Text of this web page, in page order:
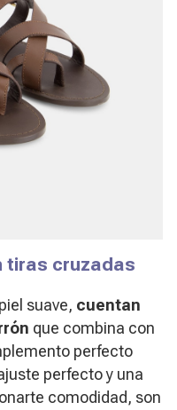
tiras cruzadas
suave, cuentan
que combina con
perfecto
perfecto y una
comodidad, son